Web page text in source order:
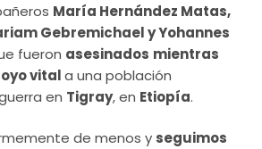
María Hernández Matas,
Gebremichael y Yohannes
fueron asesinados mientras
vitala una población
en Tigray, en Etiopía.
de menos y seguimos